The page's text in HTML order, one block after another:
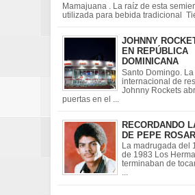
Mamajuana . La raíz de esta
utilizada para bebida tradicional
JOHNNY
EN REPÚBLICA
DOMINICANA
Santo Domingo.
internacional de
Johnny Rockets
puertas en el ...
RECORDANDO
DE PEPE
La madrugada del
de 1983 Los
terminaban de
...